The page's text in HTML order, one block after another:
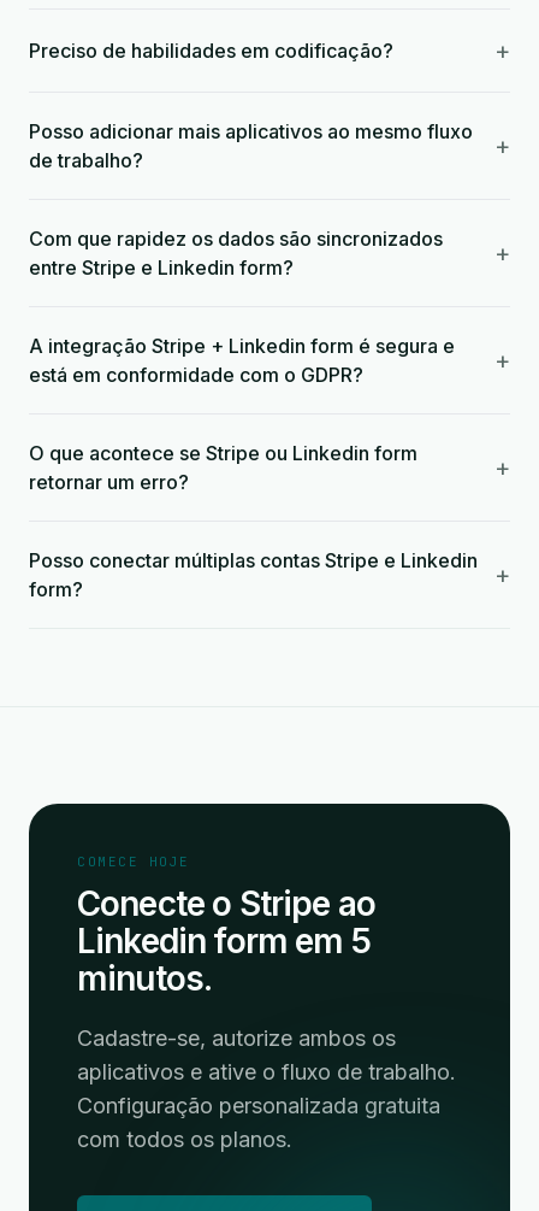
Preciso de habilidades em codificação? +
Posso adicionar mais aplicativos ao mesmo fluxo
de trabalho?
+
Com que rapidez os dados são sincronizados
entre Stripe e Linkedin form?
+
A integração Stripe + Linkedin form é segura e
está em conformidade com o GDPR?
+
O que acontece se Stripe ou Linkedin form
retornar um erro?
+
Posso conectar múltiplas contas Stripe e Linkedin
form?
+
COMECE HOJE
Conecte o Stripe ao
Linkedin form em 5
minutos.
Cadastre-se, autorize ambos os
aplicativos e ative o fluxo de trabalho.
Configuração personalizada gratuita
com todos os planos.